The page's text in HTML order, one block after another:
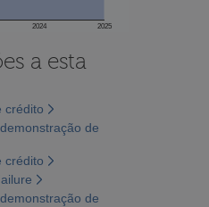
2024 2025
a esta
crédito
de
crédito
de